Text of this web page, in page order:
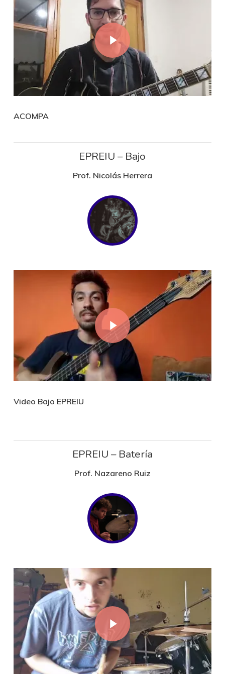
Play Video
ACOMPA
EPREIU – Bajo
Prof. Nicolás Herrera
Play Video
Video Bajo EPREIU
EPREIU – Batería
Prof. Nazareno Ruiz
Play Video